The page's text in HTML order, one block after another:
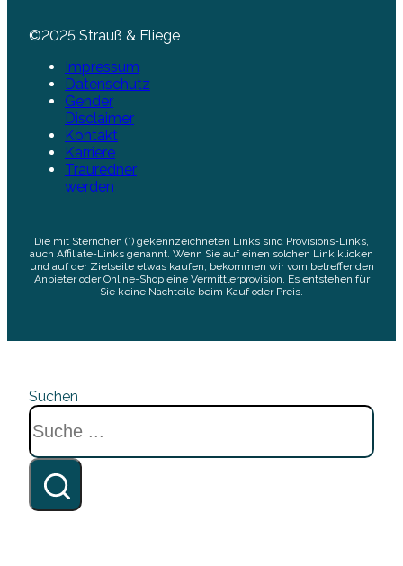
©2025 Strauß & Fliege
Impressum
Datenschutz
Gender
Disclaimer
Kontakt
Karriere
Trauredner
werden
Die mit Sternchen (*) gekennzeichneten Links sind Provisions-Links,
auch Affiliate-Links genannt. Wenn Sie auf einen solchen Link klicken
und auf der Zielseite etwas kaufen, bekommen wir vom betreffenden
Anbieter oder Online-Shop eine Vermittlerprovision. Es entstehen für
Sie keine Nachteile beim Kauf oder Preis.
Suchen